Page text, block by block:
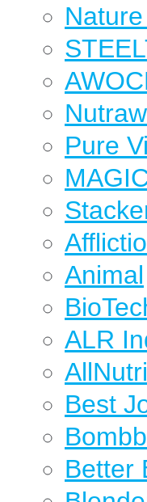
Pure
Animal
ALR
Best
Better